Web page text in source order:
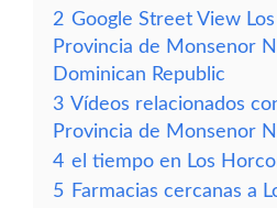
2 Google Street View
Provincia de Monsenor
Dominican Republic
3 Vídeos relacionados
Provincia de Monsenor
4 el tiempo en Los
5 Farmacias cercanas a